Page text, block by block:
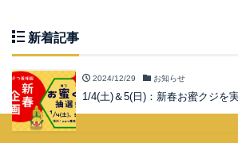
新着記事
2024/12/29 お知らせ
1/4(土)＆5(日)：新春お蜜クジを